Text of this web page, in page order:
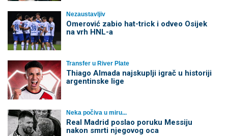
Nezaustavljiv
Omerović zabio hat-trick i odveo Osijek
na vrh HNL-a
Transfer u River Plate
Thiago Almada najskuplji igrač u historiji
argentinske lige
Neka počiva u miru...
Real Madrid poslao poruku Messiju
nakon smrti njegovog oca